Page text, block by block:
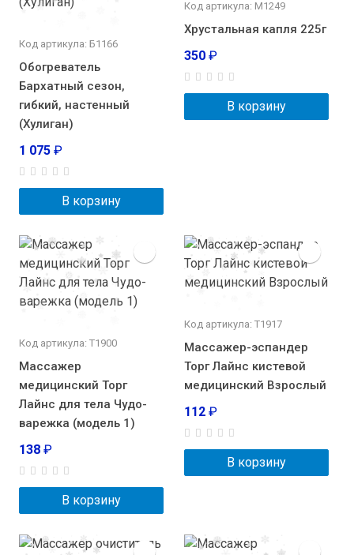
Код артикула: Б1166
Обогреватель
Бархатный сезон,
гибкий, настенный
(Хулиган)
1 075 ₽
В корзину
Код артикула: М1249
Хрустальная капля 225г
350 ₽
В корзину
Код артикула: Т1900
Массажер
медицинский Торг
Лайнс для тела Чудо-
варежка (модель 1)
138 ₽
В корзину
Код артикула: Т1917
Массажер-эспандер
Торг Лайнс кистевой
медицинский Взрослый
112 ₽
В корзину